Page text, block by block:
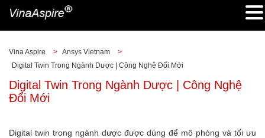
Vina Aspire > Ansys Vietnam
>
Digital Twin Trong Ngành Dược | Công Nghệ Đổi Mới
Digital Twin Trong Ngành Dược | Công Nghệ
Đổi Mới
Digital twin trong ngành dược được dùng để mô phỏng và tối ưu